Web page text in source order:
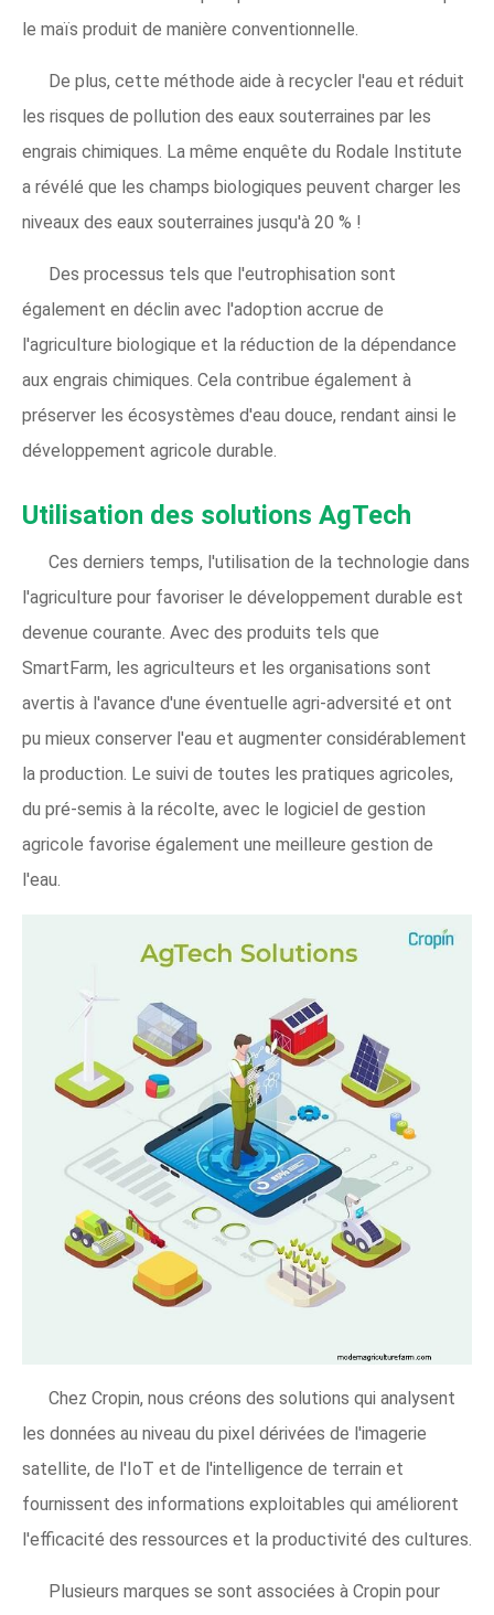
le maïs produit de manière conventionnelle.
De plus, cette méthode aide à recycler l'eau et réduit
les risques de pollution des eaux souterraines par les
engrais chimiques. La même enquête du Rodale Institute
a révélé que les champs biologiques peuvent charger les
niveaux des eaux souterraines jusqu'à 20 % !
Des processus tels que l'eutrophisation sont
également en déclin avec l'adoption accrue de
l'agriculture biologique et la réduction de la dépendance
aux engrais chimiques. Cela contribue également à
préserver les écosystèmes d'eau douce, rendant ainsi le
développement agricole durable.
Utilisation des solutions AgTech
Ces derniers temps, l'utilisation de la technologie dans
l'agriculture pour favoriser le développement durable est
devenue courante. Avec des produits tels que
SmartFarm, les agriculteurs et les organisations sont
avertis à l'avance d'une éventuelle agri-adversité et ont
pu mieux conserver l'eau et augmenter considérablement
la production. Le suivi de toutes les pratiques agricoles,
du pré-semis à la récolte, avec le logiciel de gestion
agricole favorise également une meilleure gestion de
l'eau.
Chez Cropin, nous créons des solutions qui analysent
les données au niveau du pixel dérivées de l'imagerie
satellite, de l'IoT et de l'intelligence de terrain et
fournissent des informations exploitables qui améliorent
l'efficacité des ressources et la productivité des cultures.
Plusieurs marques se sont associées à Cropin pour